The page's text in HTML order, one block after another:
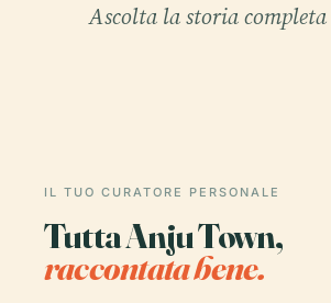
Ascolta la storia
IL TUO CURATORE PERSONALE
Tutta Anju Town,
raccontata bene.